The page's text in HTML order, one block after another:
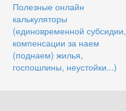
Полезные онлайн
калькуляторы
(единовременной субсидии,
компенсации за наем
(поднаем) жилья,
госпошлины, неустойки...)